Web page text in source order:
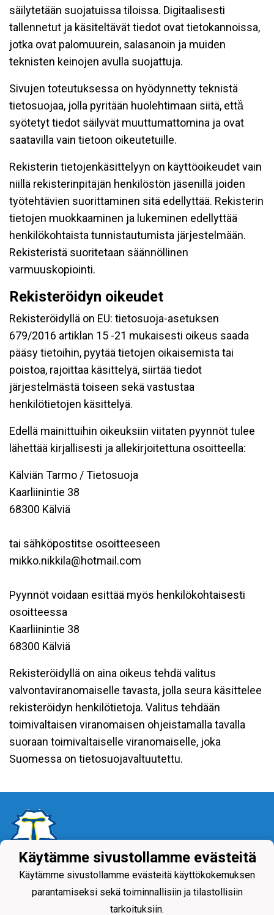
säilytetään suojatuissa tiloissa. Digitaalisesti
tallennetut ja käsiteltävät tiedot ovat tietokannoissa,
jotka ovat palomuurein, salasanoin ja muiden
teknisten keinojen avulla suojattuja.
Sivujen toteutuksessa on hyödynnetty teknistä
tietosuojaa, jolla pyritään huolehtimaan siitä, että̈
syötetyt tiedot säilyvät muuttumattomina ja ovat
saatavilla vain tietoon oikeutetuille.
Rekisterin tietojenkäsittelyyn on käyttöoikeudet vain
niillä rekisterinpitäjän henkilöstön jäsenillä joiden
työtehtävien suorittaminen sitä edellyttää. Rekisterin
tietojen muokkaaminen ja lukeminen edellyttää
henkilökohtaista tunnistautumista järjestelmään.
Rekisteristä suoritetaan säännöllinen
varmuuskopiointi.
Rekisteröidyn oikeudet
Rekisteröidyllä on EU: tietosuoja-asetuksen
679/2016 artiklan 15 -21 mukaisesti oikeus saada
pääsy tietoihin, pyytää tietojen oikaisemista tai
poistoa, rajoittaa käsittelyä, siirtää tiedot
järjestelmästä toiseen sekä vastustaa
henkilötietojen käsittelyä.
Edellä mainittuihin oikeuksiin viitaten pyynnöt tulee
lähettää kirjallisesti ja allekirjoitettuna osoitteella:
Kälviän Tarmo / Tietosuoja
Kaarliinintie 38
68300 Kälviä
tai sähköpostitse osoitteeseen
mikko.nikkila@hotmail.com
Pyynnöt voidaan esittää myös henkilökohtaisesti
osoitteessa
Kaarliinintie 38
68300 Kälviä
Rekisteröidyllä on aina oikeus tehdä valitus
valvontaviranomaiselle tavasta, jolla seura käsittelee
rekisteröidyn henkilötietoja. Valitus tehdään
toimivaltaisen viranomaisen ohjeistamalla tavalla
suoraan toimivaltaiselle viranomaiselle, joka
Suomessa on tietosuojavaltuutettu.
Tietosuojaseloste
Käytämme sivustollamme evästeitä
Käytämme sivustollamme evästeitä käyttökokemuksen
parantamiseksi sekä toiminnallisiin ja tilastollisiin
tarkoituksiin.